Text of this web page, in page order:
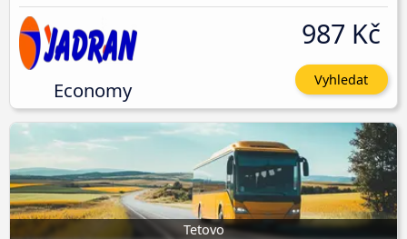
Economy
987 Kč
Vyhledat
Tetovo